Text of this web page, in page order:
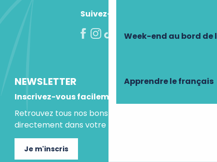
Week-end au bord de
Apprendre le français
Suivez-nous !
NEWSLETTER
Inscrivez-vous facilement
Retrouvez tous nos bons plans et idées séjours
directement dans votre boite mail.
Je m'inscris